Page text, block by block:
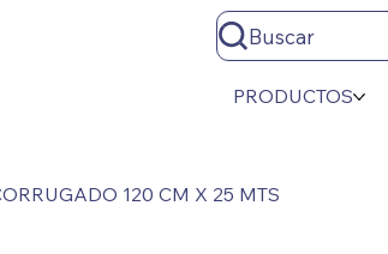
Buscar
PRODUCTOS
120 CM X 25 MTS